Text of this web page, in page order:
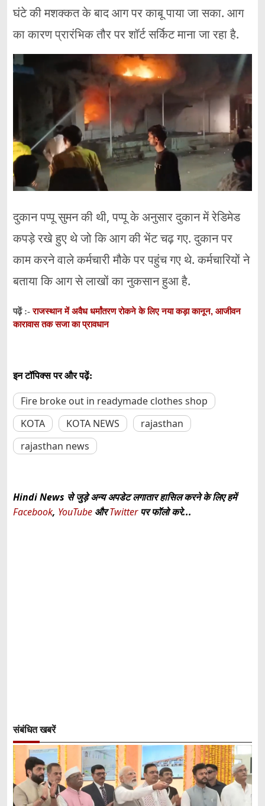
घंटे की मशक्कत के बाद आग पर काबू पाया जा सका. आग
का कारण प्रारंभिक तौर पर शॉर्ट सर्किट माना जा रहा है.
दुकान पप्पू सुमन की थी, पप्पू के अनुसार दुकान में रेडिमेड
कपड़े रखे हुए थे जो कि आग की भेंट चढ़ गए. दुकान पर
काम करने वाले कर्मचारी मौके पर पहुंच गए थे. कर्मचारियों ने
बताया कि आग से लाखों का नुकसान हुआ है.
पढ़ें :-राजस्थान में अवैध धर्मांतरण रोकने के लिए नया कड़ा कानून, आजीवन
कारावास तक सजा का प्रावधान
इन टॉपिक्स पर और पढ़ें:
Fire broke out in readymade clothes shop
KOTA
KOTA NEWS
rajasthan
rajasthan news
Hindi News से जुड़े अन्य अपडेट लगातार हासिल करने के लिए हमें
Facebook, YouTube औरTwitterपर फॉलो करे...
संबंधित खबरें